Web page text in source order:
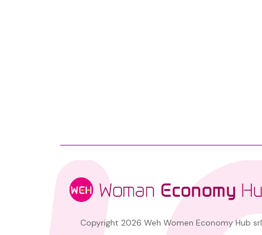
Copyright 2026 Weh Women Economy Hub srl